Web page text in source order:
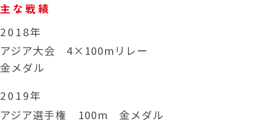
主な戦績
2018年
アジア大会 4×100mリレー
金メダル
2019年
アジア選手権 100m 金メダル